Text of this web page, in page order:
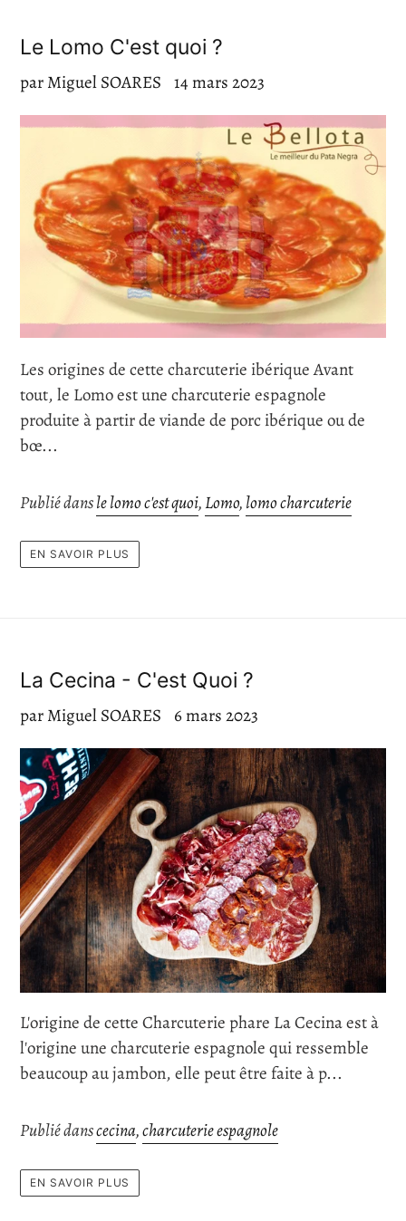
Le Lomo C'est quoi ?
par Miguel SOARES 14 mars 2023
Les origines de cette charcuterie ibérique Avant
tout, le Lomo est une charcuterie espagnole
produite à partir de viande de porc ibérique ou de
bœ...
Publié dansle lomo c'est quoi,Lomo,lomo charcuterie
EN SAVOIR PLUS
La Cecina - C'est Quoi ?
par Miguel SOARES 6 mars 2023
L'origine de cette Charcuterie phare La Cecina est à
l'origine une charcuterie espagnole qui ressemble
beaucoup au jambon, elle peut être faite à p...
Publié danscecina,charcuterie espagnole
EN SAVOIR PLUS